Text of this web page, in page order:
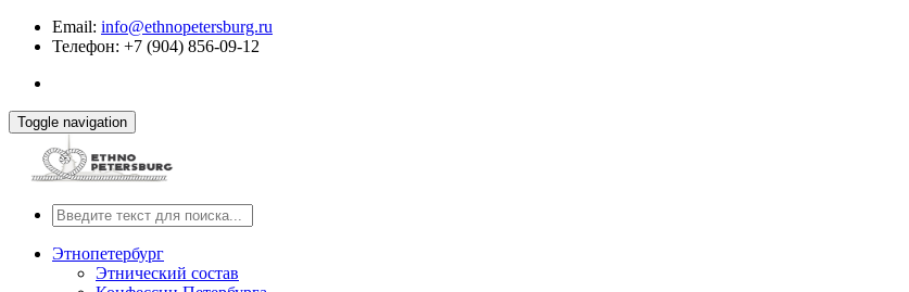
Email: info@ethnopetersburg.ru
Телефон: +7 (904) 856-09-12
Toggle navigation
Этнопетербург
Этнический состав